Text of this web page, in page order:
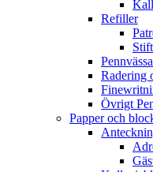
Refiller
Stift
Radering
Övrigt
Papper och